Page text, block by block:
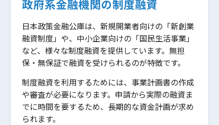
政府系金融機関の制度融資
日本政策金融公庫は、新規開業者向けの「新創業
融資制度」や、中小企業向けの「国民生活事業」
など、様々な制度融資を提供しています。無担
保・無保証で融資を受けられるのが特徴です。
制度融資を利用するためには、事業計画書の作成
や審査が必要になります。申請から実際の融資ま
でに時間を要するため、長期的な資金計画が求め
られます。